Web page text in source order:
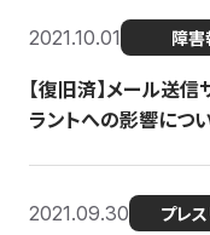
2021.10.01 障害
【復旧済】メール送
ラントへの影響につ
2021.09.30 プレ